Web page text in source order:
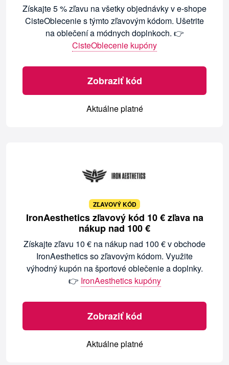
Získajte 5 % zľavu na všetky objednávky v e-shope
CisteOblecenie s týmto zľavovým kódom. Ušetrite
na oblečení a módnych doplnkoch. 👉
CisteOblecenie kupóny
Zobraziť kód
Aktuálne platné
ZĽAVOVÝ KÓD
IronAesthetics zľavový kód 10 € zľava na
nákup nad 100 €
Získajte zľavu 10 € na nákup nad 100 € v obchode
IronAesthetics so zľavovým kódom. Využite
výhodný kupón na športové oblečenie a doplnky.
👉 IronAesthetics kupóny
Zobraziť kód
Aktuálne platné